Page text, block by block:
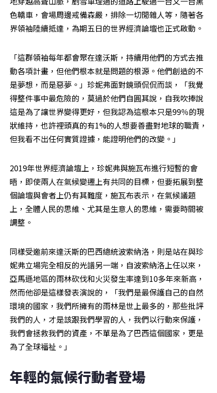
色轎車，會場周邊戒備森嚴，排除一切閒雜人等，隨著各
界領袖陸續抵達，為期五日的世界經濟論壇也正式啟動。
「這群領袖每年都會聚在達沃斯，持續用他們的方式去推
動各項計畫，但他們根本就是問題的根源。他們創造的不
是夢想，而是惡夢。」珍妮弗面對鏡頭侃侃而談，「我覺
得整件事中最危險的，莫過於他們自圓其說，自我吹捧說
這是為了讓世界變得更好，但我認為這根本只是99％的現
狀維持，也許裡頭真的有1%的人想要善盡對地球的職責，
但我看不出任何實質證據，能證明他們的改變。」
2019年世界經濟論壇上，珍妮弗與施瓦布進行短暫的會
晤，即使兩人在氣候變遷上有共同的目標，但要拓展到整
個論壇與會者上仍有其難度，施瓦布表示，在氣候議題
上，全體人民的思維、尤其是生意人的思維，需要時間被
調整。
同樣受邀前來達沃斯的巴西總統波索納洛，則是站在與珍
妮弗立場完全相反的光譜另一端，自波索納洛上任以來，
亞馬遜地區的雨林砍伐和火災發生率達到10多年來新高，
然而他卻是這樣發表演說的，「我們是最保護自己的自然
環境的國家，我們所擁有的雨林是世上最多的，那些批評
我們的人，才是該跟我們學習的人，我們以行動來保護，
我們會拯救我們的資產，不單是為了巴西這個國家，更是
為了全球福祉。」
年輕的氣候行動者登場